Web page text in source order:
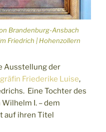
Brandenburg-Ansbach
Friedrich | Hohenzollern
Ausstellung der
Friederike Luise,
Eine Tochter des
I. – dem
auf ihren Titel